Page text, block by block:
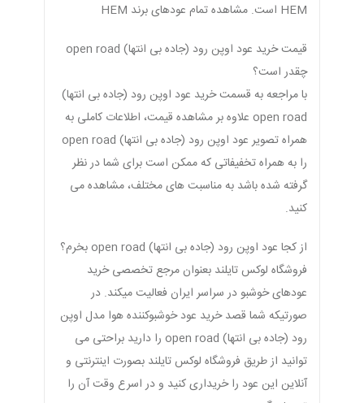
HEM است. مشاهده تمام عودهای برند HEM
قیمت خرید عود اوپن رود (جاده بی انتها) open road
چقدر است؟
با مراجعه به قسمت خرید عود اوپن رود (جاده بی انتها)
open road علاوه بر مشاهده قیمت، اطلاعات کاملی به
همراه تصویر عود اوپن رود (جاده بی انتها) open road
را به همراه تخفیفاتی که ممکن است برای شما در نظر
گرفته شده باشد به مناسبت های مختلف، مشاهده می
کنید.
از کجا عود اوپن رود (جاده بی انتها) open road بخرم؟
فروشگاه لوکس تایلند بعنوان مرجع تخصصی خرید
عودهای خوشبو در سراسر ایران فعالیت میکند. در
صورتیکه شما قصد خرید عود خوشبوکننده هوا مدل اوپن
رود (جاده بی انتها) open road را دارید براحتی می
توانید از طریق فروشگاه لوکس تایلند بصورت اینترنتی و
آنلاین این عود را خریداری کنید و در اسرع وقت آن را